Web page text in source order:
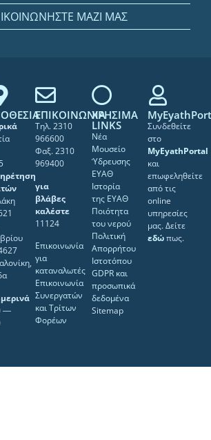
ΜΑΖΙ ΜΑΣ
―
ΕΠΙΚΟΙΝΩΝΙΑ
Τηλ. 2310
966600
Φαξ. 2310
969400
για
βλάβες
καλέστε
11124
Επικοινωνία
για
καταναλωτές
Επικοινωνία
Συνεργατών
και Τρίτων
Φορέων
ΧΡΗΣΙΜΑ
LINKS
Νέα
Μουσείο
Ύδρευσης
ΕΥΑΘ
Ιστορία
της ΕΥΑΘ
Ποιότητα
του νερού
Πολιτική
Απορρήτου
Ιστοτόπου
GDPR και
προσωπικά
δεδομένα
Sitemap
Συνδεθείτε
στο
MyEyathPortal
και
επωφεληθείτε
από τις
online
υπηρεσίες
μας. Δείτε
εδώπως.